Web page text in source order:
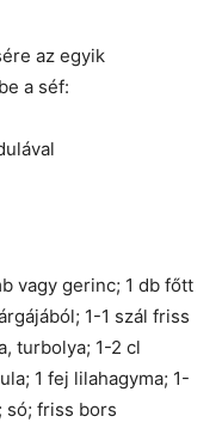
az egyik
a séf:
vagy gerinc; 1 db főtt
1-1 szál friss
turbolya; 1-2 cl
1 fej lilahagyma; 1-
só; friss bors